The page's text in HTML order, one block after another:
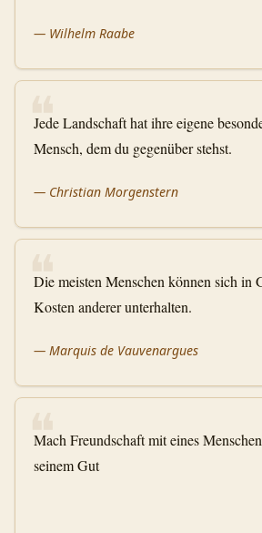
— Wilhelm Raabe
❝
Jede Landschaft hat ihre eigene
Mensch, dem du gegenüber stehst.
— Christian Morgenstern
❝
Die meisten Menschen können sich in
Kosten anderer unterhalten.
— Marquis de Vauvenargues
❝
Mach Freundschaft mit eines
seinem Gut